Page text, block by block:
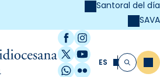
Santoral del día
SAVA
Facebook
Instagram
X / Twitter
YouTube
WhatsApp
FlickrES Buscar